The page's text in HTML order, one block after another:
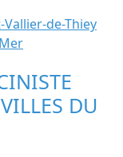
Vallier-de-Thiey
DU